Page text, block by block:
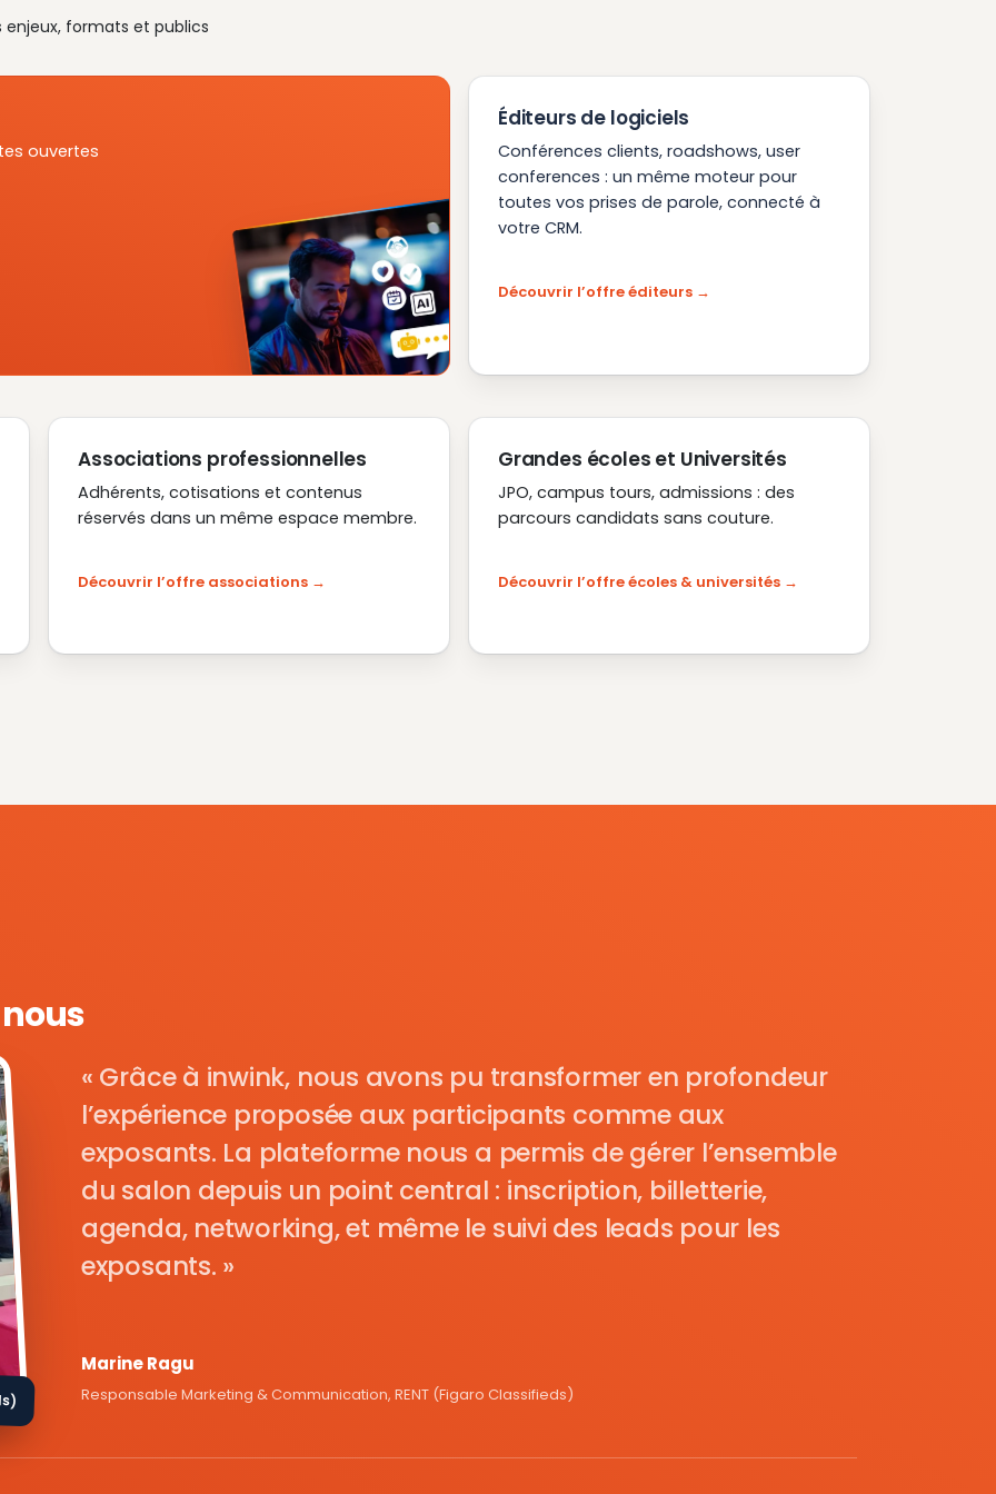
enjeux, formats et publics
ouvertes
Éditeurs de logiciels
Conférences clients, roadshows, user
conferences : un même moteur pour
toutes vos prises de parole, connecté à
votre CRM.
Découvrir l’offre éditeurs
Associations professionnelles
Adhérents, cotisations et contenus
réservés dans un même espace membre.
Découvrir l’offre associations
Grandes écoles et Universités
JPO, campus tours, admissions : des
parcours candidats sans couture.
Découvrir l’offre écoles & universités
Grâce à inwink, nous avons pu transformer en profondeur
l’expérience proposée aux participants comme aux
exposants. La plateforme nous a permis de gérer l’ensemble
du salon depuis un point central : inscription, billetterie,
agenda, networking, et même le suivi des leads pour les
exposants.
Marine Ragu
Responsable Marketing & Communication, RENT (Figaro Classifieds)